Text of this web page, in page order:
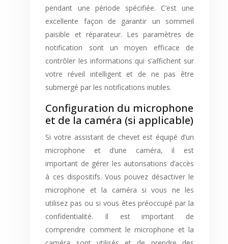
pendant une période spécifiée. C’est une
excellente façon de garantir un sommeil
paisible et réparateur. Les paramètres de
notification sont un moyen efficace de
contrôler les informations qui s’affichent sur
votre réveil intelligent et de ne pas être
submergé par les notifications inutiles.
Configuration du microphone
et de la caméra (si applicable)
Si votre assistant de chevet est équipé d’un
microphone et d’une caméra, il est
important de gérer les autorisations d’accès
à ces dispositifs. Vous pouvez désactiver le
microphone et la caméra si vous ne les
utilisez pas ou si vous êtes préoccupé par la
confidentialité. Il est important de
comprendre comment le microphone et la